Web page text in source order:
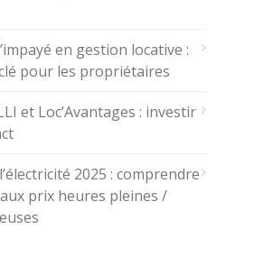
en gestion locative :
pour les propriétaires
et Loc’Avantages : investir
2025 : comprendre
prix heures pleines /